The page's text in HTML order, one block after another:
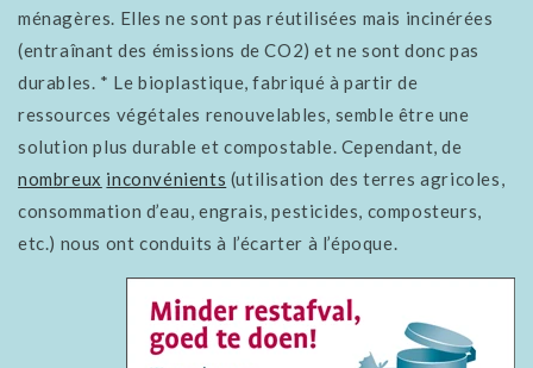
ménagères. Elles ne sont pas réutilisées mais incinérées
(entraînant des émissions de CO2) et ne sont donc pas
durables. * Le bioplastique, fabriqué à partir de
ressources végétales renouvelables, semble être une
solution plus durable et compostable. Cependant, de
nombreux inconvénients (utilisation des terres agricoles,
consommation d’eau, engrais, pesticides, composteurs,
etc.) nous ont conduits à l’écarter à l’époque.